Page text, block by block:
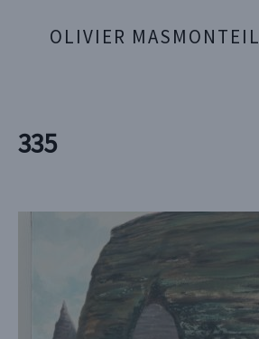
OLIVIER MASMONTEIL
335